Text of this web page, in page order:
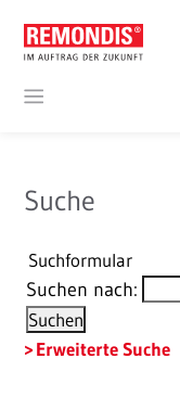
Suche
Suchformular
Suchen nach:
Erweiterte Suche